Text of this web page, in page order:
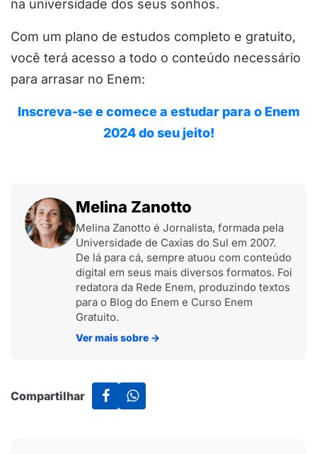
na universidade dos seus sonhos.
Com um plano de estudos completo e gratuito,
você terá acesso a todo o conteúdo necessário
para arrasar no Enem:
Inscreva-se e comece a estudar para o Enem
2024 do seu jeito!
Melina Zanotto
Melina Zanotto é Jornalista, formada pela
Universidade de Caxias do Sul em 2007.
De lá para cá, sempre atuou com conteúdo
digital em seus mais diversos formatos. Foi
redatora da Rede Enem, produzindo textos
para o Blog do Enem e Curso Enem
Gratuito.
Ver mais sobre →
Compartilhar